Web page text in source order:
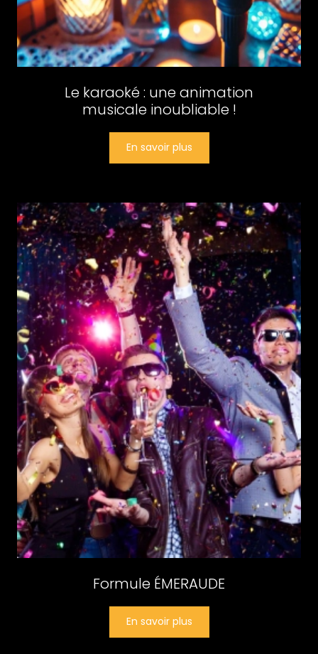
Le karaoké : une animation
musicale inoubliable !
En savoir plus
Formule ÉMERAUDE
En savoir plus